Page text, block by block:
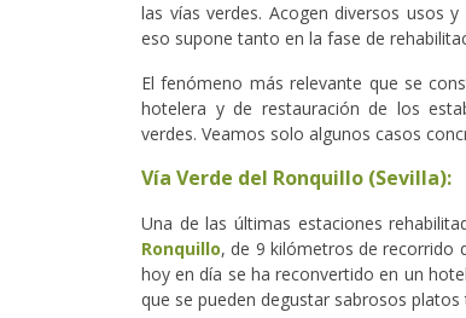
las vías verdes. Acogen diversos usos
eso supone tanto en la fase de
El fenómeno más relevante que se
hotelera y de restauración de los
verdes. Veamos solo algunos casos
Vía Verde del Ronquillo (Sevilla):
Una de las últimas estaciones
Ronquillo, de 9 kilómetros de recorrido
hoy en día se ha reconvertido en un
que se pueden degustar sabrosos platos